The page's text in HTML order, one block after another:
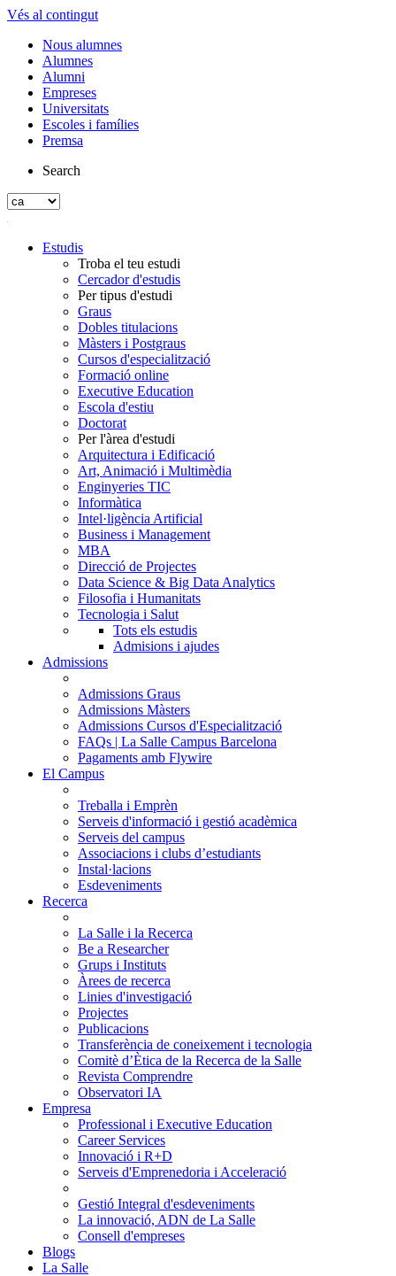
Vés al contingut
Nous alumnes
Alumnes
Alumni
Empreses
Universitats
Escoles i famílies
Premsa
Search
Estudis
Troba el teu estudi
Cercador d'estudis
Per tipus d'estudi
Graus
Dobles titulacions
Màsters i Postgraus
Cursos d'especialització
Formació online
Executive Education
Escola d'estiu
Doctorat
Per l'àrea d'estudi
Arquitectura i Edificació
Art, Animació i Multimèdia
Enginyeries TIC
Informàtica
Intel·ligència Artificial
Business i Management
MBA
Direcció de Projectes
Data Science & Big Data Analytics
Filosofia i Humanitats
Tecnologia i Salut
Tots els estudis
Admisions i ajudes
Admissions
Admissions Graus
Admissions Màsters
Admissions Cursos d'Especialització
FAQs | La Salle Campus Barcelona
Pagaments amb Flywire
El Campus
Treballa i Emprèn
Serveis d'informació i gestió acadèmica
Serveis del campus
Associacions i clubs d’estudiants
Instal·lacions
Esdeveniments
Recerca
La Salle i la Recerca
Be a Researcher
Grups i Instituts
Àrees de recerca
Linies d'investigació
Projectes
Publicacions
Transferència de coneixement i tecnologia
Comitè d’Ètica de la Recerca de la Salle
Revista Comprendre
Observatori IA
Empresa
Professional i Executive Education
Career Services
Innovació i R+D
Serveis d'Emprenedoria i Acceleració
Gestió Integral d'esdeveniments
La innovació, ADN de La Salle
Consell d'empreses
Blogs
La Salle